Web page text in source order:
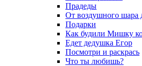
Прадеды
От воздушного шара
Подарки
Как будили Мишку
Едет дедушка Егор
Посмотри и раскрась
Что ты любишь?